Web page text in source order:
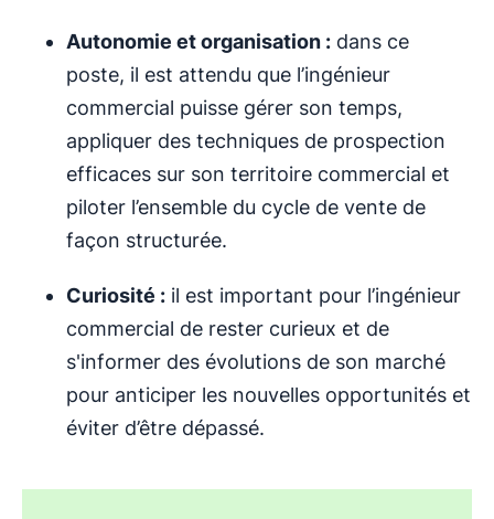
Autonomie et organisation : dans ce
poste, il est attendu que l’ingénieur
commercial puisse gérer son temps,
appliquer des techniques de prospection
efficaces sur son territoire commercial et
piloter l’ensemble du cycle de vente de
façon structurée.
Curiosité : il est important pour l’ingénieur
commercial de rester curieux et de
s'informer des évolutions de son marché
pour anticiper les nouvelles opportunités et
éviter d’être dépassé.